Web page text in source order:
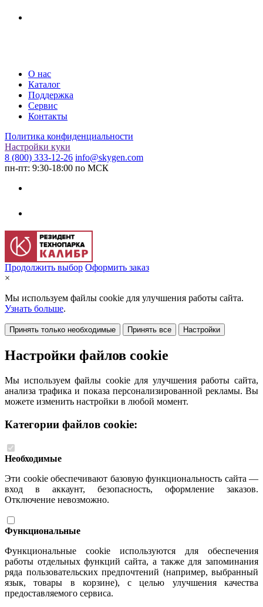
О нас
Каталог
Поддержка
Сервис
Контакты
Политика конфиденциальности
Настройки куки
8 (800) 333-12-26 info@skygen.com
пн-пт: 9:30-18:00 по МСК
Продолжить выбор Оформить заказ
×
Мы используем файлы cookie для улучшения работы сайта.
Узнать больше.
Принять только необходимые Принять все Настройки
Настройки файлов cookie
Мы используем файлы cookie для улучшения работы сайта,
анализа трафика и показа персонализированной рекламы. Вы
можете изменить настройки в любой момент.
Категории файлов cookie:
Необходимые
Эти cookie обеспечивают базовую функциональность сайта —
вход в аккаунт, безопасность, оформление заказов.
Отключение невозможно.
Функциональные
Функциональные cookie используются для обеспечения
работы отдельных функций сайта, а также для запоминания
ряда пользовательских предпочтений (например, выбранный
язык, товары в корзине), с целью улучшения качества
предоставляемого сервиса.